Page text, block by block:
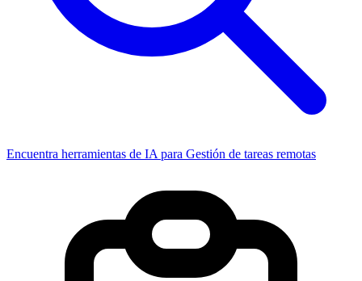
Encuentra herramientas de IA para Gestión de tareas remotas